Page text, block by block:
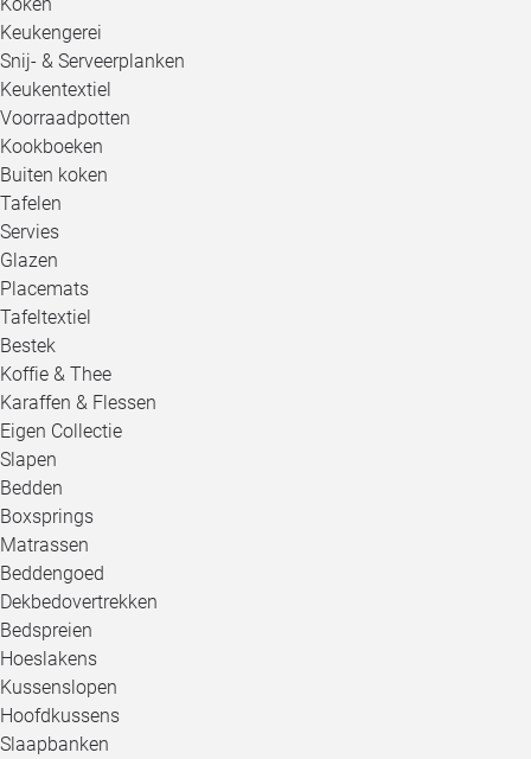
Keukengerei
Snij- & Serveerplanken
Keukentextiel
Voorraadpotten
Kookboeken
Buiten koken
Tafelen
Servies
Glazen
Placemats
Tafeltextiel
Bestek
Koffie & Thee
Karaffen & Flessen
Eigen Collectie
Slapen
Bedden
Boxsprings
Matrassen
Beddengoed
Dekbedovertrekken
Bedspreien
Hoeslakens
Kussenslopen
Hoofdkussens
Slaapbanken